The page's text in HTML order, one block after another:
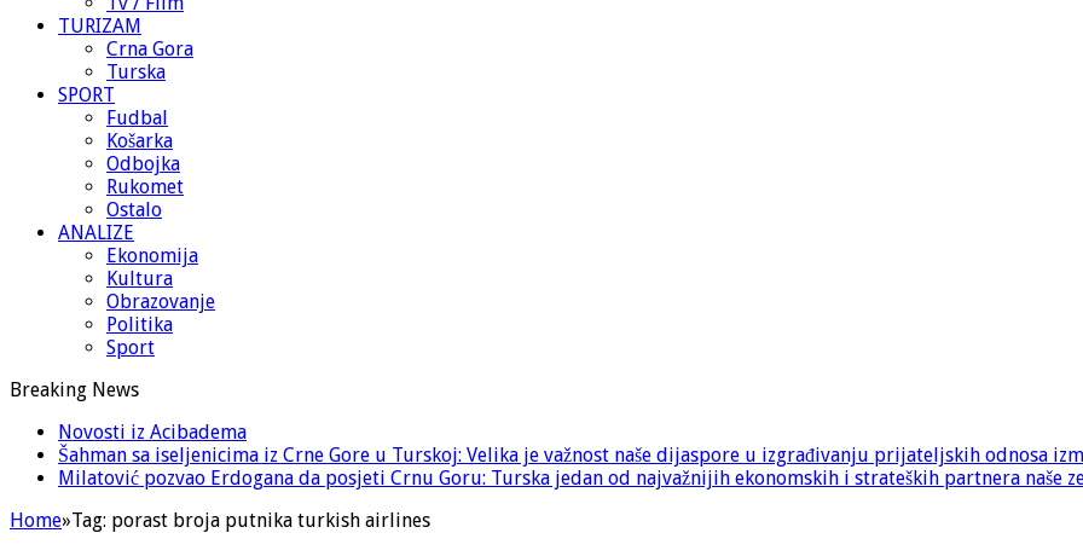
TURIZAM
Crna Gora
Turska
SPORT
Fudbal
Košarka
Odbojka
Rukomet
Ostalo
ANALIZE
Ekonomija
Kultura
Obrazovanje
Politika
Sport
Breaking News
Novosti iz Acibadema
Šahman sa iseljenicima iz Crne Gore u Turskoj: Velika je važnost naše dijaspore u izgrađivanju prijateljskih odnosa
Milatović pozvao Erdogana da posjeti Crnu Goru: Turska jedan od najvažnijih ekonomskih i strateških partnera naše
Home»Tag: porast broja putnika turkish airlines